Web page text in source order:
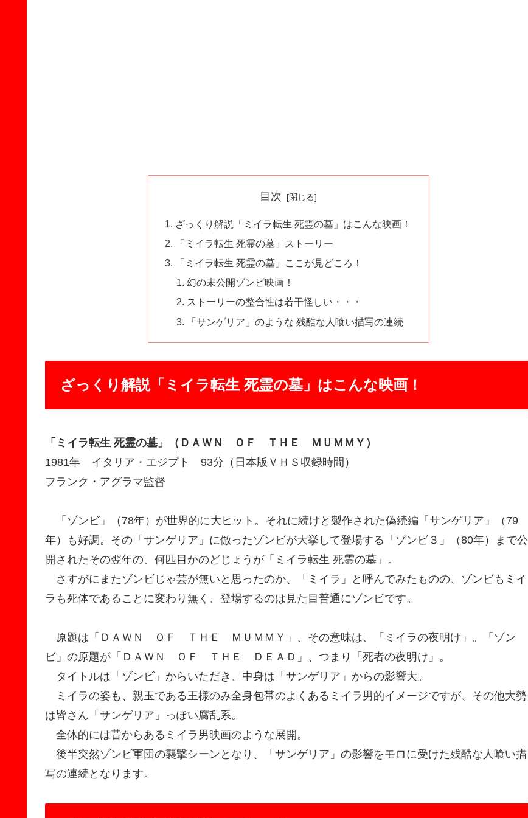
目次
ざっくり解説「ミイラ転生 死霊の墓」はこんな映画！
「ミイラ転生 死霊の墓」ストーリー
「ミイラ転生 死霊の墓」ここが見どころ！
幻の未公開ゾンビ映画！
ストーリーの整合性は若干怪しい・・・
「サンゲリア」のような 残酷な人喰い描写の連続
ざっくり解説「ミイラ転生 死霊の墓」はこんな映画！
「ミイラ転生 死霊の墓」（ＤＡＷＮ ＯＦ ＴＨＥ ＭＵＭＭＹ）
1981年 イタリア・エジプト 93分（日本版ＶＨＳ収録時間）
フランク・アグラマ監督
「ゾンビ」（78年）が世界的に大ヒット。それに続けと製作された偽続編「サンゲリア」（79
年）も好調。その「サンゲリア」に倣ったゾンビが大挙して登場する「ゾンビ３」（80年）まで公
開されたその翌年の、何匹目かのどじょうが「ミイラ転生 死霊の墓」。
さすがにまたゾンビじゃ芸が無いと思ったのか、「ミイラ」と呼んでみたものの、ゾンビもミイ
ラも死体であることに変わり無く、登場するのは見た目普通にゾンビです。
原題は「ＤＡＷＮ ＯＦ ＴＨＥ ＭＵＭＭＹ」、その意味は、「ミイラの夜明け」。「ゾン
ビ」の原題が「ＤＡＷＮ ＯＦ ＴＨＥ ＤＥＡＤ」、つまり「死者の夜明け」。
タイトルは「ゾンビ」からいただき、中身は「サンゲリア」からの影響大。
ミイラの姿も、親玉である王様のみ全身包帯のよくあるミイラ男的イメージですが、その他大勢
は皆さん「サンゲリア」っぽい腐乱系。
全体的には昔からあるミイラ男映画のような展開。
後半突然ゾンビ軍団の襲撃シーンとなり、「サンゲリア」の影響をモロに受けた残酷な人喰い描
写の連続となります。